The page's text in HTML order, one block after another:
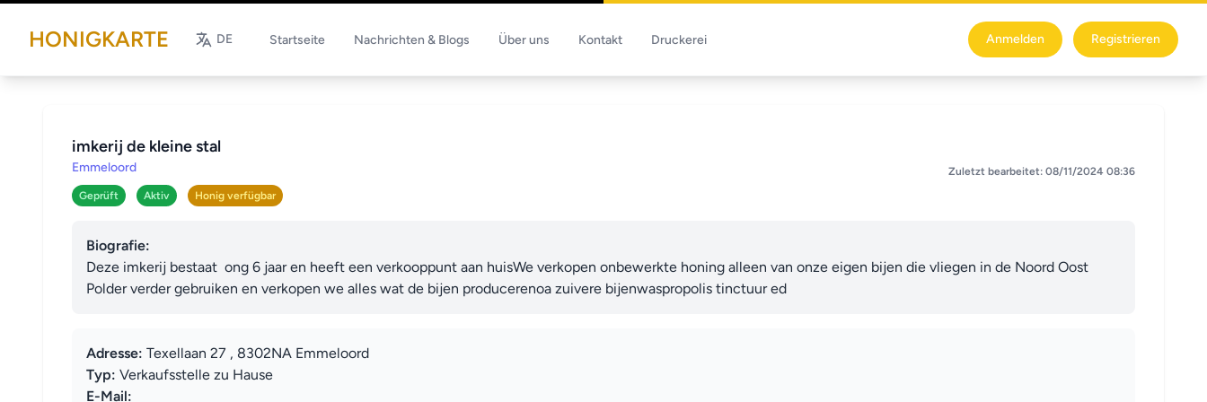
HONIGKARTE DE Startseite Nachrichten & Blogs Über uns Kontakt Druckerei Anmelden Registrieren
imkerij de kleine stal
Emmeloord
Geprüft Aktiv Honig verfügbar
Zuletzt bearbeitet: 08/11/2024 08:36
Biografie:
Deze imkerij bestaat  ong 6 jaar en heeft een verkooppunt aan huisWe verkopen onbewerkte honing alleen van onze eigen bijen die vliegen in de Noord Oost
Polder verder gebruiken en verkopen we alles wat de bijen producerenoa zuivere bijenwaspropolis tinctuur ed
Adresse: Texellaan 27 , 8302NA Emmeloord
Typ: Verkaufsstelle zu Hause
E-Mail: